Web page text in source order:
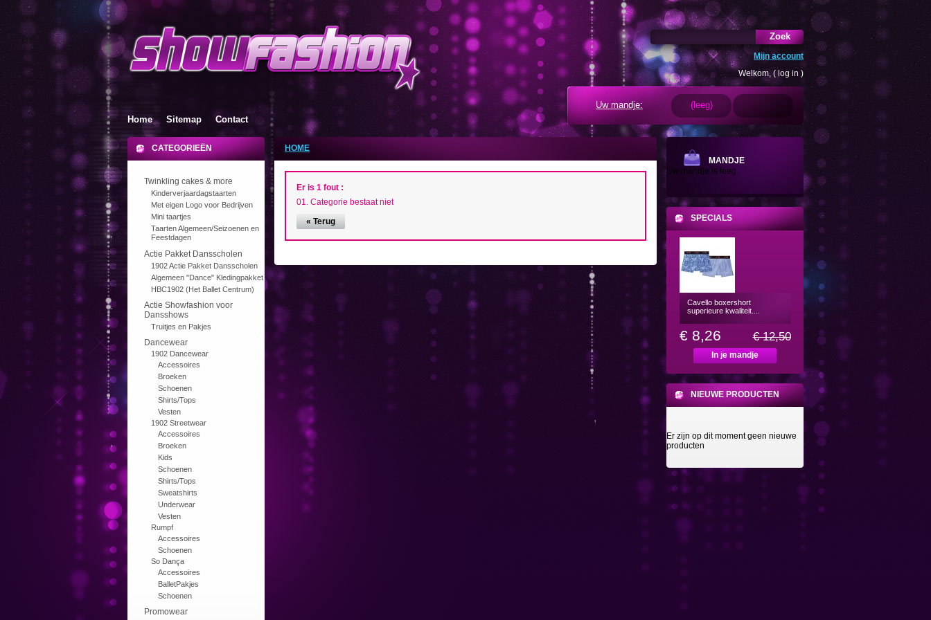
Zoek
Home Sitemap Contact
Mijn account
Welkom, ( log in )
Uw mandje: (leeg)
CATEGORIEËN
Twinkling cakes & more
Kinderverjaardagstaarten
Met eigen Logo voor Bedrijven
Mini taartjes
Taarten Algemeen/Seizoenen en
Feestdagen
Actie Pakket Dansscholen
1902 Actie Pakket Dansscholen
Algemeen "Dance" Kledingpakket
HBC1902 (Het Ballet Centrum)
Actie Showfashion voor
Dansshows
Truitjes en Pakjes
Dancewear
1902 Dancewear
Accessoires
Broeken
Schoenen
Shirts/Tops
Vesten
1902 Streetwear
Accessoires
Broeken
Kids
Schoenen
Shirts/Tops
Sweatshirts
Underwear
Vesten
Rumpf
Accessoires
Schoenen
So Dança
Accessoires
BalletPakjes
Schoenen
Promowear
HOME
Er is 1 fout :
Categorie bestaat niet
« Terug
MANDJE
Uw mandje is leeg.
SPECIALS
Cavello boxershort
superieure kwaliteit....
€ 8,26 € 12,50
In je mandje
NIEUWE PRODUCTEN
Er zijn op dit moment geen nieuwe
producten